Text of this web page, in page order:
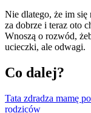
Nie dlatego, że im się
za dobrze i teraz oto
Wnoszą o rozwód,
ucieczki, ale odwagi.
Co dalej?
Tata zdradza mamę
rodziców